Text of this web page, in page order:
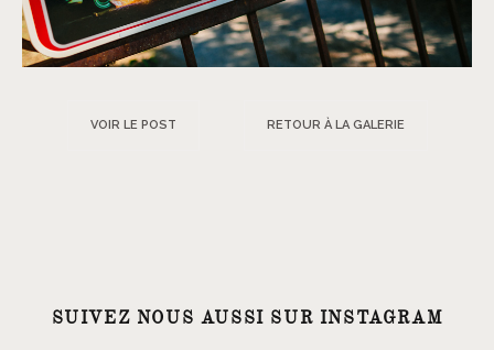
VOIR LE POST RETOUR À LA GALERIE
SUIVEZ NOUS AUSSI SUR INSTAGRAM